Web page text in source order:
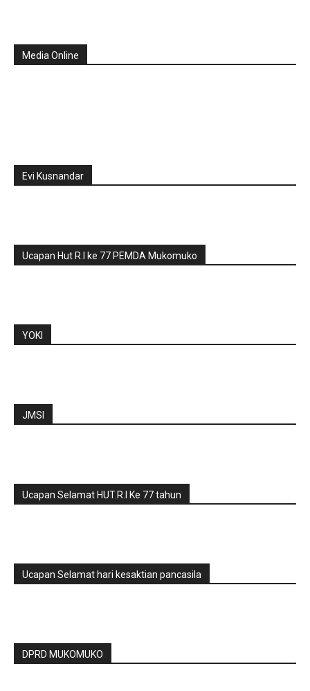
Media Online
Evi Kusnandar
Ucapan Hut R.I ke 77 PEMDA Mukomuko
YOKI
JMSI
Ucapan Selamat HUT.R.I Ke 77 tahun
Ucapan Selamat hari kesaktian pancasila
DPRD MUKOMUKO